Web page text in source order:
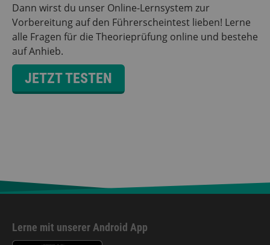
Dann wirst du unser Online-Lernsystem zur
Vorbereitung auf den Führerscheintest lieben! Lerne
alle Fragen für die Theorieprüfung online und bestehe
auf Anhieb.
JETZT TESTEN
Lerne mit unserer Android App